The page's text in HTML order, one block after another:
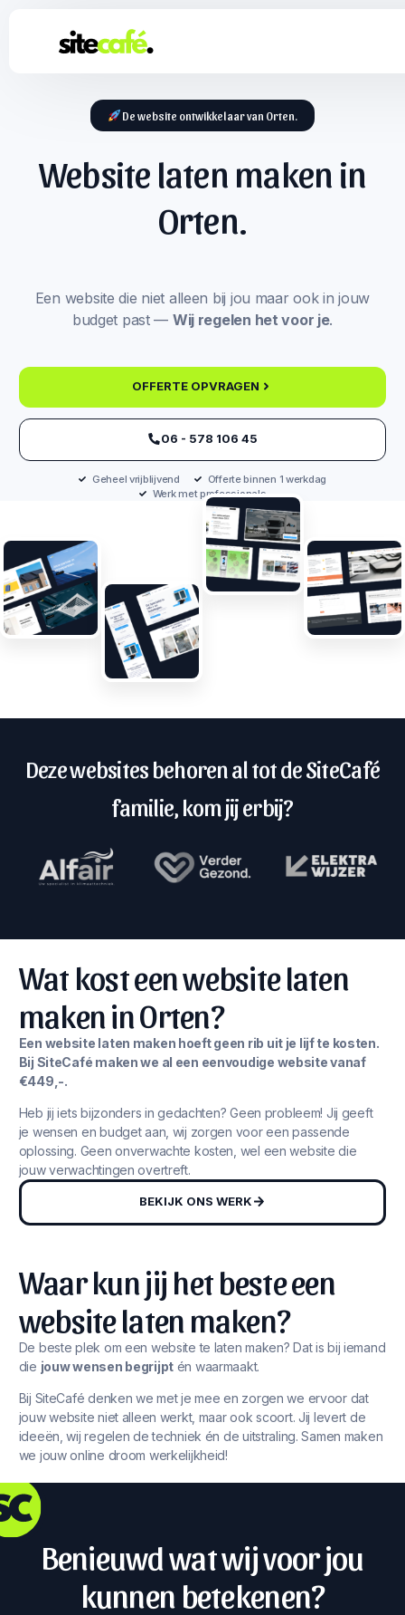
De website ontwikkelaar van Orten.
Website laten maken in
Orten.
Een website die niet alleen bij jou maar ook in jouw
budget past — Wij regelen het voor je.
OFFERTE OPVRAGEN
‪06 - 578 106 45‬
Geheel vrijblijvend
Offerte binnen 1 werkdag
Werk met professionals
Deze websites behoren al tot de SiteCafé
familie, kom jij erbij?
Wat kost een website laten
maken in Orten?
Een website laten maken hoeft geen rib uit je lijf te kosten.
Bij SiteCafé maken we al een eenvoudige website vanaf
€449,-.
Heb jij iets bijzonders in gedachten? Geen probleem! Jij geeft
je wensen en budget aan, wij zorgen voor een passende
oplossing. Geen onverwachte kosten, wel een website die
jouw verwachtingen overtreft.
BEKIJK ONS WERK
Waar kun jij het beste een
website laten maken?
De beste plek om een website te laten maken? Dat is bij iemand
die jouw wensen begrijpt én waarmaakt.
Bij SiteCafé denken we met je mee en zorgen we ervoor dat
jouw website niet alleen werkt, maar ook scoort. Jij levert de
ideeën, wij regelen de techniek én de uitstraling. Samen maken
we jouw online droom werkelijkheid!
Benieuwd wat wij voor jou
kunnen betekenen?